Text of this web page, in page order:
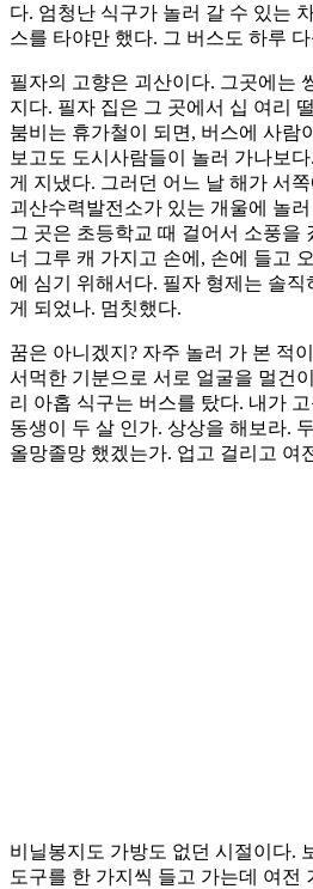
다. 엄청난 식구가 놀러 갈 수 있는
스를 타야만 했다. 그 버스도 하루
필자의 고향은 괴산이다. 그곳에는
지다. 필자 집은 그 곳에서 십 여리
붐비는 휴가철이 되면, 버스에 사람
보고도 도시사람들이 놀러 가나보
게 지냈다. 그러던 어느 날 해가 서
괴산수력발전소가 있는 개울에 놀
그 곳은 초등학교 때 걸어서 소풍을
너 그루 캐 가지고 손에, 손에 들고
에 심기 위해서다. 필자 형제는 솔
게 되었나. 멈칫했다.
꿈은 아니겠지? 자주 놀러 가 본 적
서먹한 기분으로 서로 얼굴을 멀건
리 아홉 식구는 버스를 탔다. 내가
동생이 두 살 인가. 상상을 해보라.
올망졸망 했겠는가. 업고 걸리고 여
비닐봉지도 가방도 없던 시절이다.
도구를 한 가지씩 들고 가는데 여전